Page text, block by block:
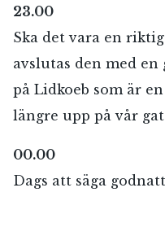
23.00
Ska det vara en
avslutas den med
på Lidkoeb som är
längre upp på vår
00.00
Dags att säga